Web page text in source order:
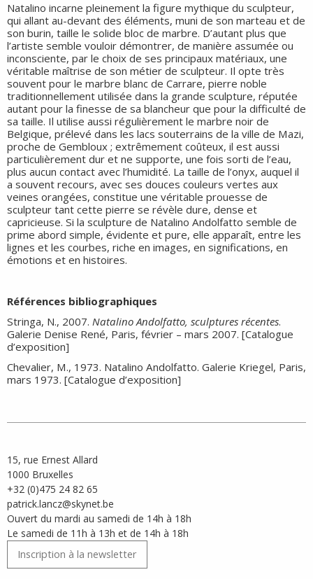
Natalino incarne pleinement la figure mythique du sculpteur,
qui allant au-devant des éléments, muni de son marteau et de
son burin, taille le solide bloc de marbre. D’autant plus que
l’artiste semble vouloir démontrer, de manière assumée ou
inconsciente, par le choix de ses principaux matériaux, une
véritable maîtrise de son métier de sculpteur. Il opte très
souvent pour le marbre blanc de Carrare, pierre noble
traditionnellement utilisée dans la grande sculpture, réputée
autant pour la finesse de sa blancheur que pour la difficulté de
sa taille. Il utilise aussi régulièrement le marbre noir de
Belgique, prélevé dans les lacs souterrains de la ville de Mazi,
proche de Gembloux ; extrêmement coûteux, il est aussi
particulièrement dur et ne supporte, une fois sorti de l’eau,
plus aucun contact avec l’humidité. La taille de l’onyx, auquel il
a souvent recours, avec ses douces couleurs vertes aux
veines orangées, constitue une véritable prouesse de
sculpteur tant cette pierre se révèle dure, dense et
capricieuse. Si la sculpture de Natalino Andolfatto semble de
prime abord simple, évidente et pure, elle apparaît, entre les
lignes et les courbes, riche en images, en significations, en
émotions et en histoires.
Références bibliographiques
Stringa, N., 2007. Natalino Andolfatto, sculptures récentes.
Galerie Denise René, Paris, février – mars 2007. [Catalogue
d’exposition]
Chevalier, M., 1973. Natalino Andolfatto. Galerie Kriegel, Paris,
mars 1973. [Catalogue d’exposition]
15, rue Ernest Allard
1000 Bruxelles
+32 (0)475 24 82 65
patrick.lancz@skynet.be
Ouvert du mardi au samedi de 14h à 18h
Le samedi de 11h à 13h et de 14h à 18h
Inscription à la newsletter